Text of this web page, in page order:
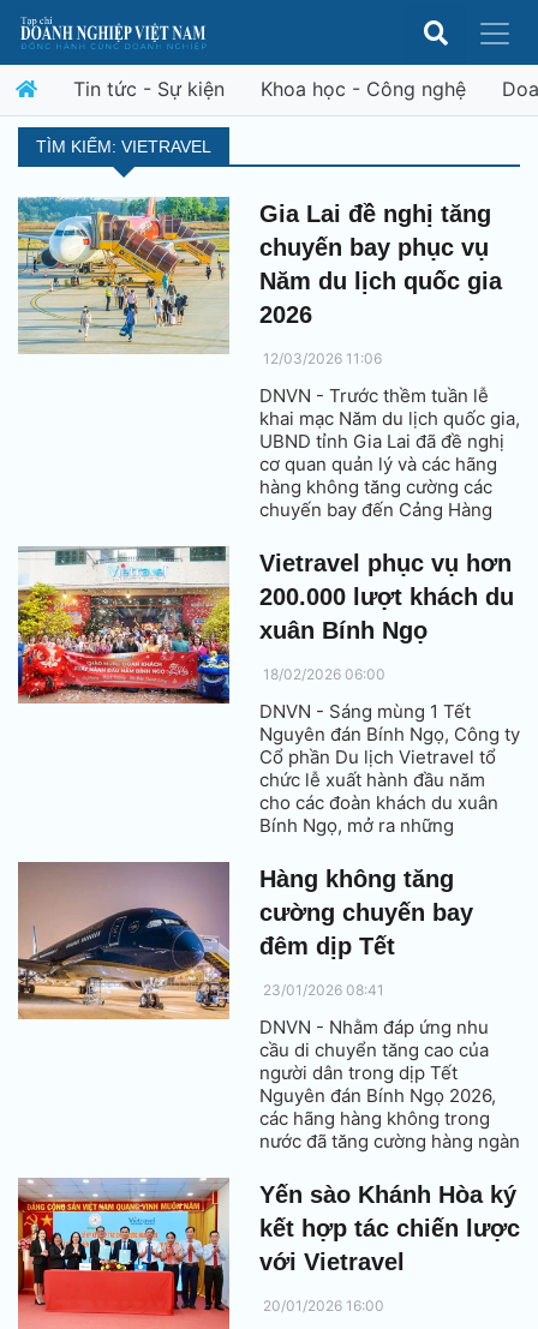
Tin tức - Sự kiện Khoa học - Công nghệ
TÌM KIẾM: VIETRAVEL
Gia Lai đề nghị tăng
chuyến bay phục vụ
Năm du lịch quốc gia
2026
12/03/2026 11:06
DNVN - Trước thềm tuần lễ
khai mạc Năm du lịch quốc gia,
UBND tỉnh Gia Lai đã đề nghị
cơ quan quản lý và các hãng
hàng không tăng cường các
chuyến bay đến Cảng Hàng
không Pleiku nhằm đáp ứng
nhu cầu đi lại của du khách và
đại biểu tham dự các sự kiện
lớn trong năm.
Vietravel phục vụ hơn
200.000 lượt khách du
xuân Bính Ngọ
18/02/2026 06:00
DNVN - Sáng mùng 1 Tết
Nguyên đán Bính Ngọ, Công ty
Cổ phần Du lịch Vietravel tổ
chức lễ xuất hành đầu năm
cho các đoàn khách du xuân
Bính Ngọ, mở ra những
quốc tế với nhiều kỳ vọng may
mắn, khởi sắc.
Hàng không tăng
cường chuyến bay
đêm dịp Tết
23/01/2026 08:41
DNVN - Nhằm đáp ứng nhu
cầu di chuyển tăng cao của
người dân trong dịp Tết
Nguyên đán Bính Ngọ 2026,
các hãng hàng không trong
nước đã tăng cường hàng ngàn
Yến sào Khánh Hòa ký
kết hợp tác chiến lược
với Vietravel
20/01/2026 16:00